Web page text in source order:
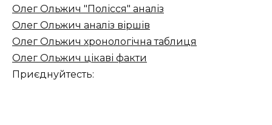
Олег Ольжич "Полісся" аналіз
Олег Ольжич аналіз віршів
Олег Ольжич хронологічна таблиця
Олег Ольжич цікаві факти
Приєднуйтесть: